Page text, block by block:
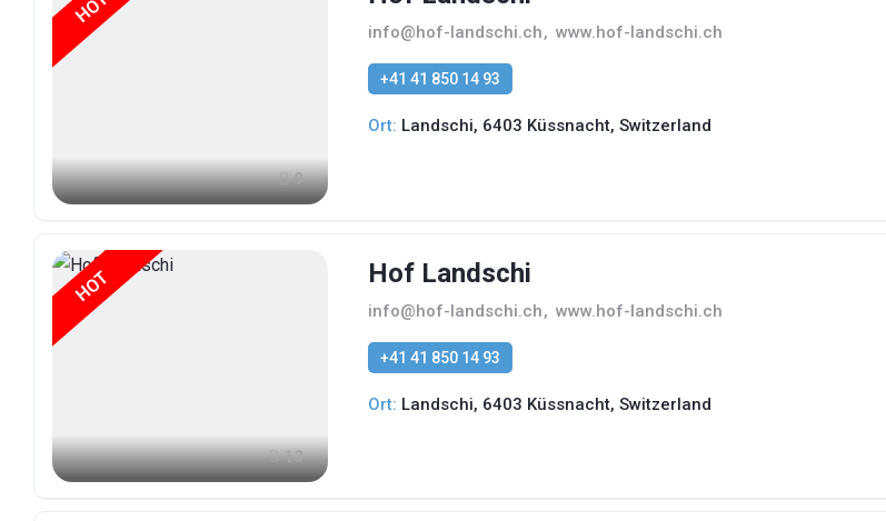
9
info@hof-landschi.ch, www.hof-landschi.ch
+41 41 850 14 93
Ort: Landschi, 6403 Küssnacht, Switzerland
HOT
13
Hof Landschi
info@hof-landschi.ch, www.hof-landschi.ch
+41 41 850 14 93
Ort: Landschi, 6403 Küssnacht, Switzerland